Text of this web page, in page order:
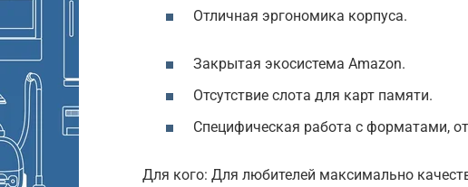
Отличная эргономика корпуса.
Закрытая экосистема Amazon.
Отсутствие слота для карт памяти.
Специфическая работа с форматами,
Для кого: Для любителей максимально